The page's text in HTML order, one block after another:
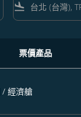
flight_land
票價產品
/ 經濟艙